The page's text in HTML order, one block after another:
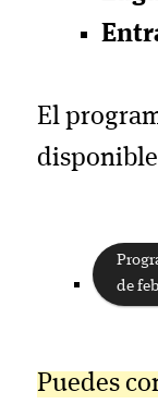
El
disponible
de
Puedes